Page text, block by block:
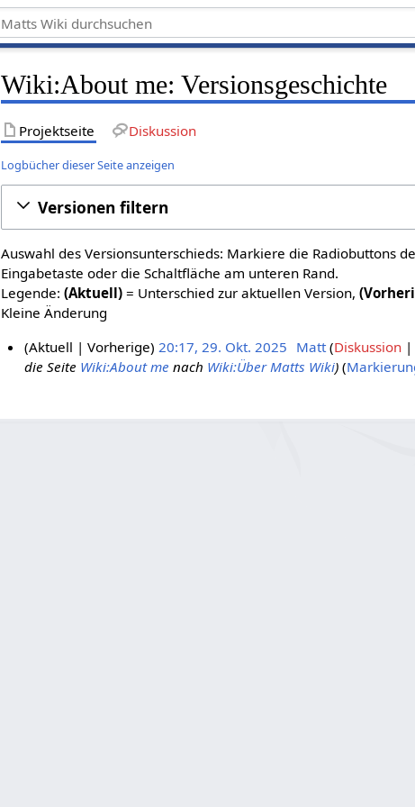
Wiki:About me: Versionsgeschichte
Projektseite Diskussion
Logbücher dieser Seite anzeigen
Versionen filtern
Auswahl des Versionsunterschieds: Markiere die Radiobuttons
Eingabetaste oder die Schaltfläche am unteren Rand.
Legende:(Aktuell) = Unterschied zur aktuellen Version,
Kleine Änderung
Aktuell Vorherige 20:17, 29. Okt. 2025 Matt Diskussion
die Seite Wiki:About me nach Wiki:Über Matts Wiki